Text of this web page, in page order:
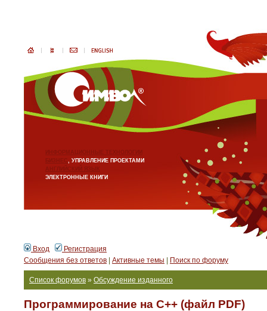
ИНФОРМАЦИОННЫЕ ТЕХНОЛОГИИ
БИЗНЕС, УПРАВЛЕНИЕ ПРОЕКТАМИ
АНГЛИЙСКИЙ ЯЗЫК
ЭЛЕКТРОННЫЕ КНИГИ
Вход
Регистрация
Сообщения без ответов
Активные темы Поиск по форуму
Список форумов » Обсуждение изданного
Программирование на C++ (файл PDF)